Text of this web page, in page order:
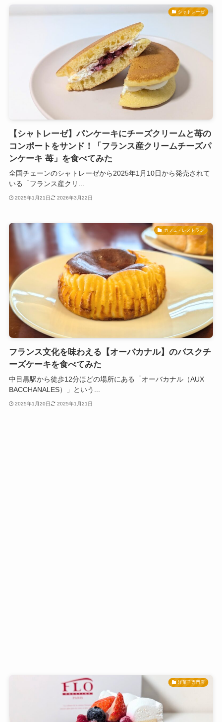
シャトレーゼ
【シャトレーゼ】パンケーキにチーズクリームと苺の
コンポートをサンド！「フランス産クリームチーズパ
ンケーキ 苺」を食べてみた
全国チェーンのシャトレーゼから2025年1月10日から発売されて
いる「フランス産クリ...
2025年1月21日 2026年3月22日
カフェ・レストラン
フランス文化を味わえる【オーバカナル】のバスクチ
ーズケーキを食べてみた
中目黒駅から徒歩12分ほどの場所にある「オーバカナル（AUX
BACCHANALES）」という...
2025年1月20日 2025年1月21日
洋菓子専門店